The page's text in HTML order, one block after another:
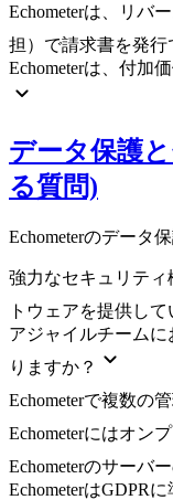
Echometerは、リバ
担）で請求書を発行
Echometerは、付加
データ保護
る質問)
Echometerのデータ
強力なセキュリテ
トウェアを提供し
アジャイルチーム
りますか？
Echometerで複数の
Echometerにはオン
Echometerのサーバ
EchometerはGDPR